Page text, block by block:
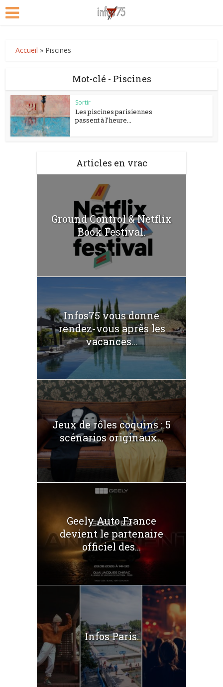
Accueil » Piscines
Mot-clé - Piscines
Sortir
Les piscines parisiennes
passent à l’heure...
Articles en vrac
Ground Control & Netflix
Book Festival.
Infos75 vous donne
rendez-vous après les
vacances...
Jeux de rôles coquins : 5
scénarios originaux...
Geely Auto France
devient le partenaire
officiel des...
Infos Paris.